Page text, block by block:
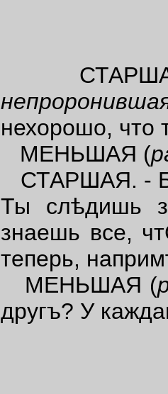
нехорошо, что
МЕНЬШАЯ (
СТАРШАЯ. -
Ты слѣдишь
знаешь все,
теперь,
МЕНЬШАЯ (
другъ? У